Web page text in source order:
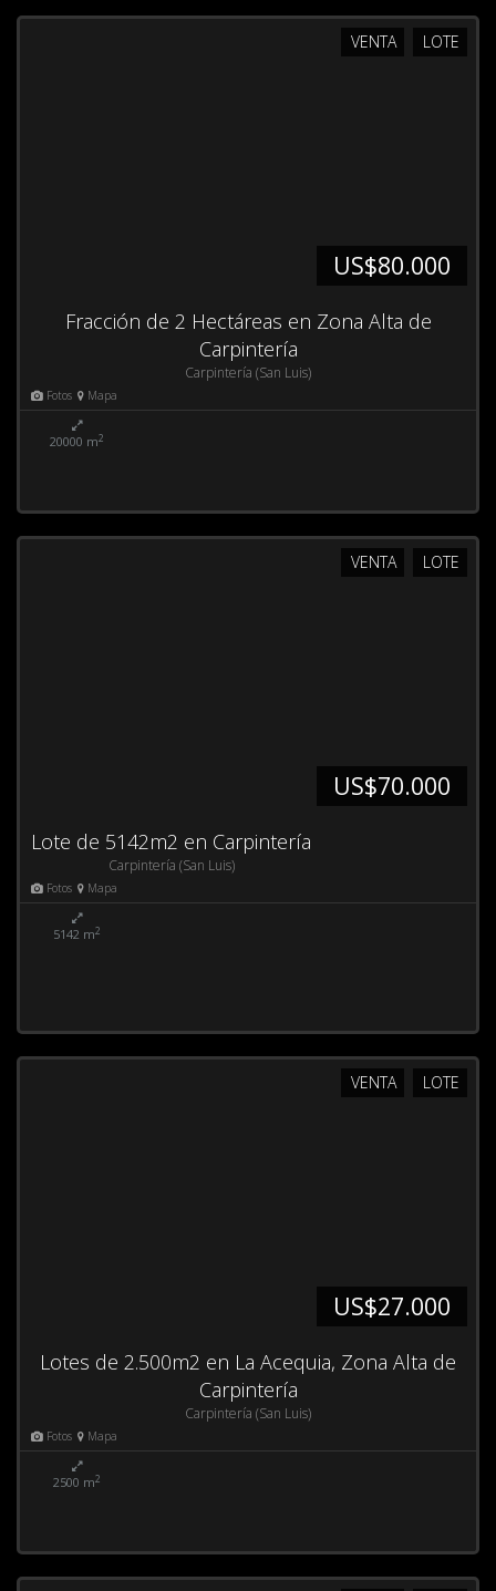
LOTE
VENTA
US$80.000
Fracción de 2 Hectáreas en Zona Alta de
Carpintería
Carpintería (San Luis)
Fotos Mapa
20000 m2
LOTE
VENTA
US$70.000
Lote de 5142m2 en Carpintería
Carpintería (San Luis)
Fotos Mapa
5142 m2
LOTE
VENTA
US$27.000
Lotes de 2.500m2 en La Acequia, Zona Alta de
Carpintería
Carpintería (San Luis)
Fotos Mapa
2500 m2